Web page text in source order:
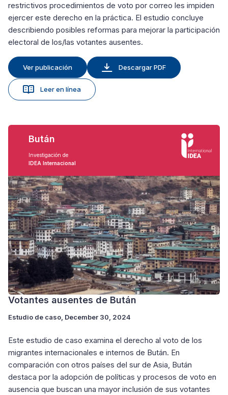
restrictivos procedimientos de voto por correo les impiden
ejercer este derecho en la práctica. El estudio concluye
describiendo posibles reformas para mejorar la participación
electoral de los/las votantes ausentes.
Ver publicación Descargar PDF
Leer en línea
Bután
Investigación de
IDEA Internacional
Votantes ausentes de Bután
Estudio de caso, December 30, 2024
Este estudio de caso examina el derecho al voto de los
migrantes internacionales e internos de Bután. En
comparación con otros países del sur de Asia, Bután
destaca por la adopción de políticas y procesos de voto en
ausencia que buscan una mayor inclusión de sus votantes